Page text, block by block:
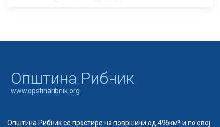
Oпштина Рибник
www.opstinaribnik.org
Општина Рибник се простире на површини од 496км² и по овој